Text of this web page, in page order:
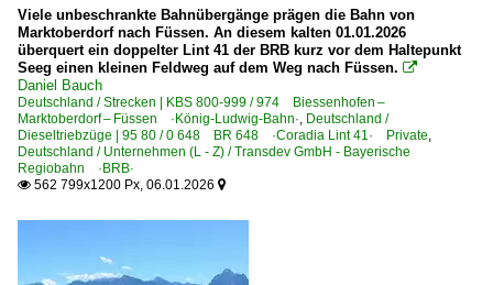
Dieseltriebzüge | 95 80
0 620 BR 620 ·Coradia Lint 81·
0 622 BR 622 ·Coradia Lint 54·
0 628 BR 628 · 928 · BR 629
0 642 BR 642 ·Desiro·
0 648 BR 648 ·Coradia Lint 41· Private
E-Loks | Drehstrom | 91 80
2018
2020
2020
2021
2022
2023
2026
Viele unbeschrankte Bahnübergänge prägen die Bahn von
Marktoberdorf nach Füssen. An diesem kalten 01.01.2026
überquert ein doppelter Lint 41 der BRB kurz vor dem Haltepunkt
Seeg einen kleinen Feldweg auf dem Weg nach Füssen. 
Daniel Bauch
Deutschland / Strecken | KBS 800-999 / 974 Biessenhofen –
Marktoberdorf – Füssen ·König-Ludwig-Bahn·, Deutschland /
Dieseltriebzüge | 95 80 / 0 648 BR 648 ·Coradia Lint 41· Private,
Deutschland / Unternehmen (L - Z) / Transdev GmbH - Bayerische
Regiobahn ·BRB·
 562 799x1200 Px, 06.01.2026 